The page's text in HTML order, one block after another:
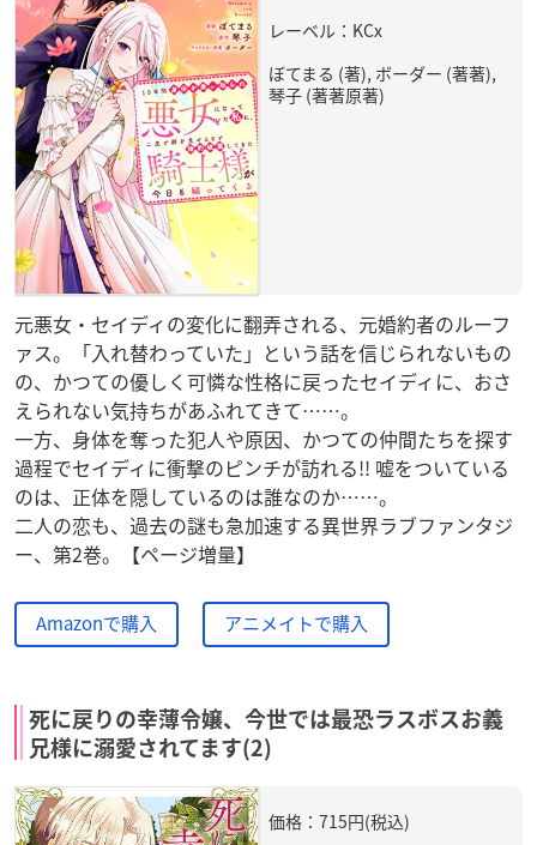
レーベル：KCx
ぼてまる (著), ボーダー (著著),
琴子 (著著原著)
元悪女・セイディの変化に翻弄される、元婚約者のルーフ
ァス。「入れ替わっていた」という話を信じられないもの
の、かつての優しく可憐な性格に戻ったセイディに、おさ
えられない気持ちがあふれてきて……。
一方、身体を奪った犯人や原因、かつての仲間たちを探す
過程でセイディに衝撃のピンチが訪れる!! 嘘をついている
のは、正体を隠しているのは誰なのか……。
二人の恋も、過去の謎も急加速する異世界ラブファンタジ
ー、第2巻。【ページ増量】
Amazonで購入 アニメイトで購入
死に戻りの幸薄令嬢、今世では最恐ラスボスお義
兄様に溺愛されてます(2)
価格：715円(税込)